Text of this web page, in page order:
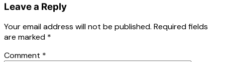
Leave a Reply
Your email address will not be published. Required fields
are marked *
Comment *